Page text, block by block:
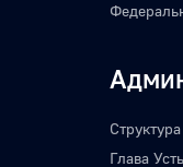
Глава